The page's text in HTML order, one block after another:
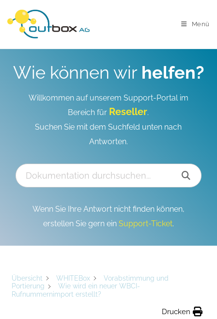
Menü
Wie können wir helfen?
Willkommen auf unserem Support-Portal im
Bereich für Reseller.
Suchen Sie mit dem Suchfeld unten nach
Antworten.
Wenn Sie Ihre Antwort nicht finden können,
erstellen Sie gern ein Support-Ticket.
Übersicht WHITEBox
Vorabstimmung und
Portierung
Wie wird ein neuer WBCI-
Rufnummernimport erstellt?
Drucken